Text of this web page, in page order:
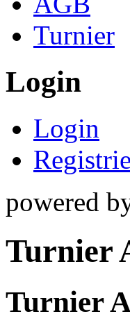
Turnier
Login
Login
powered
Turnier
Turnier